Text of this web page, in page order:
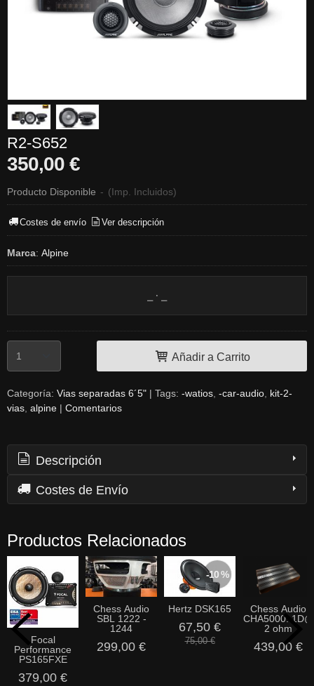
R2-S652
350,00 €
Producto Disponible - (Imp. Incluidos)
Costes de envío Ver descripción
Marca: Alpine
Añadir a Carrito
Categoría: Vias separadas 6´5" | Tags: -watios -car-audio kit-2-
vias alpine | Comentarios
Descripción
Costes de Envío
Productos Relacionados
Focal
Performance
PS165FXE
379,00 €
Chess Audio
SBL 1222 -
1244
299,00 €
-10 %
Hertz DSK165
67,50 €
75,00 €
Chess Audio
CHA5000. 1D@
2 ohm
439,00 €